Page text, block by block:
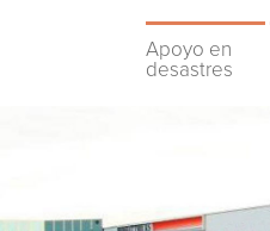
Apoyo en
desastres